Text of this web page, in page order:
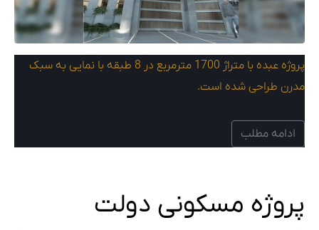
پروژه عبده با متراژ 1700 مترمربع در 8 طبقه با نمایی به سبک
مدرن طراحی شده است.
ادامه مطلب
پروژه مسکونی دولت